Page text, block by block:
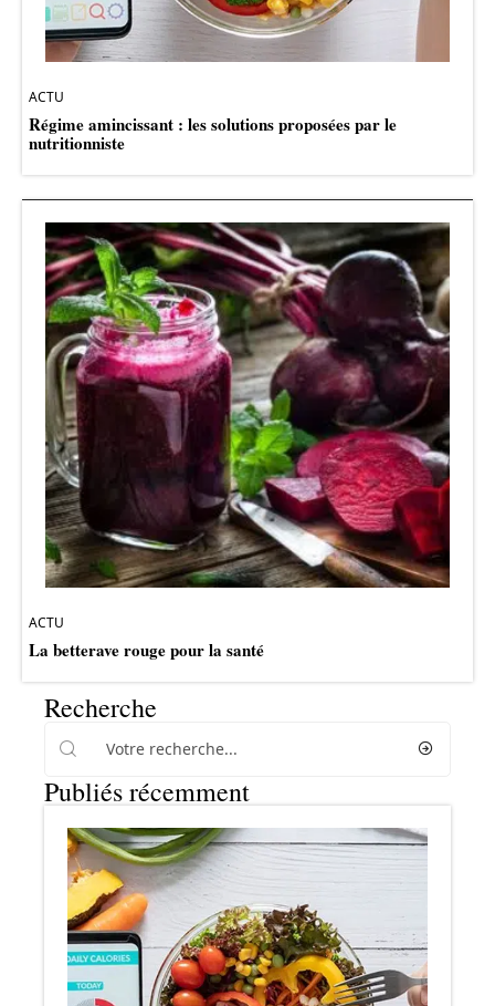
ACTU
Régime amincissant : les solutions proposées par le
nutritionniste
ACTU
La betterave rouge pour la santé
Recherche
Publiés récemment